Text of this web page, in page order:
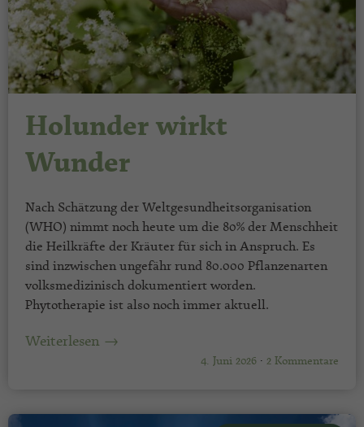
4. Juni 2026 · 2 Kommentare
Holunder wirkt
Wunder
Nach Schätzung der Weltgesundheitsorganisation
(WHO) nimmt noch heute um die 80% der Menschheit
die Heilkräfte der Kräuter für sich in Anspruch. Es
sind inzwischen ungefähr rund 80.000 Pflanzenarten
volksmedizinisch dokumentiert worden.
Phytotherapie ist also noch immer aktuell.
Weiterlesen →